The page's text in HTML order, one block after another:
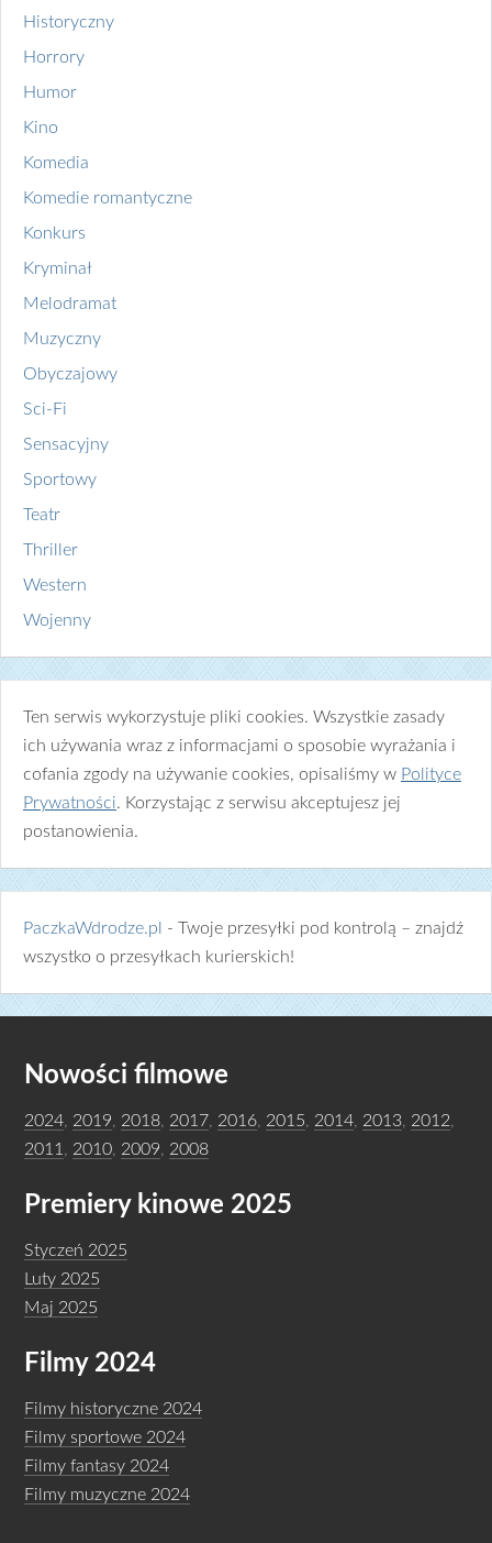
Historyczny
Horrory
Humor
Kino
Komedia
Komedie romantyczne
Konkurs
Kryminał
Melodramat
Muzyczny
Obyczajowy
Sci-Fi
Sensacyjny
Sportowy
Teatr
Thriller
Western
Wojenny
Ten serwis wykorzystuje pliki cookies. Wszystkie zasady
ich używania wraz z informacjami o sposobie wyrażania i
cofania zgody na używanie cookies, opisaliśmy w Polityce
Prywatności. Korzystając z serwisu akceptujesz jej
postanowienia.
PaczkaWdrodze.pl
- Twoje przesyłki pod kontrolą – znajdź
wszystko o przesyłkach kurierskich!
Nowości filmowe
2024 2019 2018 2017 2016 2015 2014 2013 2012
2011
2010 2009 2008
Premiery kinowe 2025
Styczeń 2025
Luty 2025
Maj 2025
Filmy 2024
Filmy historyczne 2024
Filmy sportowe 2024
Filmy fantasy 2024
Filmy muzyczne 2024